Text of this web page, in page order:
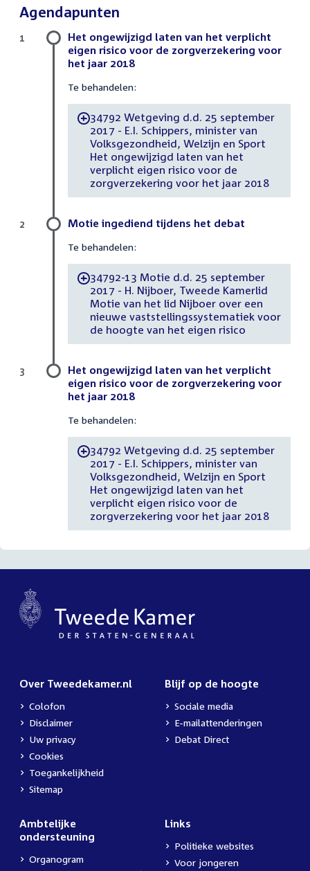
Agendapunten
Het ongewijzigd laten van het verplicht
eigen risico voor de zorgverzekering voor
het jaar 2018
Te behandelen:
-34792 Wetgeving d.d. 25 september
2017 - E.I. Schippers, minister van
Volksgezondheid, Welzijn en Sport
Het ongewijzigd laten van het
verplicht eigen risico voor de
zorgverzekering voor het jaar 2018
1
Motie ingediend tijdens het debat
Te behandelen:
-34792-13 Motie d.d. 25 september
2017 - H. Nijboer, Tweede Kamerlid
Motie van het lid Nijboer over een
nieuwe vaststellingssystematiek voor
de hoogte van het eigen risico
2
Het ongewijzigd laten van het verplicht
eigen risico voor de zorgverzekering voor
het jaar 2018
Te behandelen:
-34792 Wetgeving d.d. 25 september
2017 - E.I. Schippers, minister van
Volksgezondheid, Welzijn en Sport
Het ongewijzigd laten van het
verplicht eigen risico voor de
zorgverzekering voor het jaar 2018
3
Over Tweedekamer.nl
Colofon
Disclaimer
Uw privacy
Cookies
Toegankelijkheid
Sitemap
Blijf op de hoogte
Sociale media
E-mailattenderingen
Debat Direct
Ambtelijke
ondersteuning
Organogram
Links
Politieke websites
Voor jongeren